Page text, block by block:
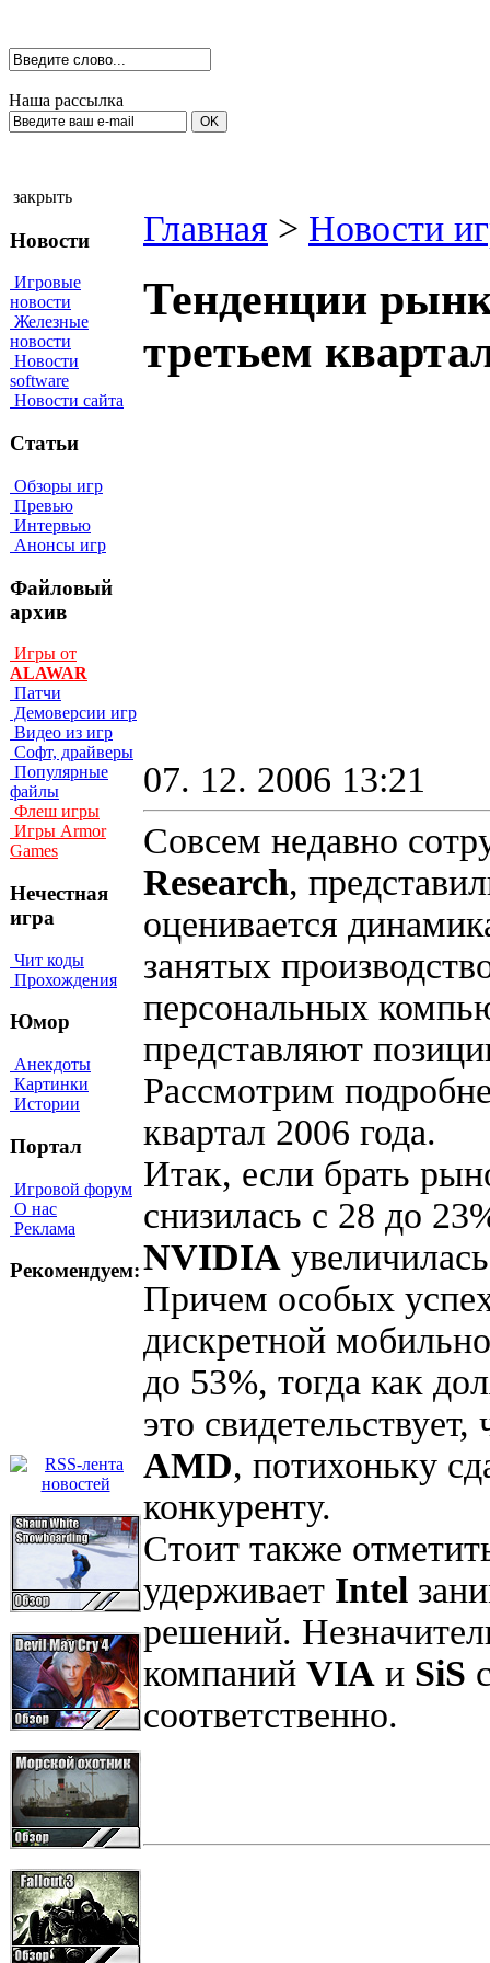
Наша рассылка
закрыть
Новости
Игровые
новости
Железные
новости
Новости
software
Новости сайта
Статьи
Обзоры игр
Превью
Интервью
Анонсы игр
Файловый
архив
Игры от
ALAWAR
Патчи
Демоверсии игр
Видео из игр
Софт, драйверы
Популярные
файлы
Флеш игры
Игры Armor
Games
Нечестная
игра
Чит коды
Прохождения
Юмор
Анекдоты
Картинки
Истории
Портал
Игровой форум
О нас
Реклама
Рекомендуем:
Главная > Новости
Тенденции
третьем
07. 12. 2006 13:21
Совсем недавно
Research,
оценивается
занятых
персональных
представляют
Рассмотрим
квартал 2006 года.
Итак, если брать
снизилась с 28 до
NVIDIA
Причем особых
дискретной
до 53%, тогда как
это свидетельствует,
AMD, потихоньку
конкуренту.
Стоит также
удерживает Intel
решений.
компаний VIA и SiS
соответственно.